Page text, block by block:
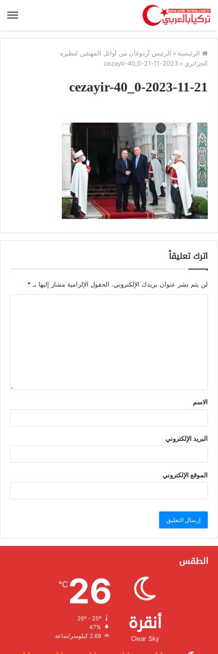
الرئيسية » الرئيس أردوغان من أوائل المهنئين لنظيره
الجزائري »
2023-11-21-cezayir-40_0
2023-11-21-cezayir-40_0
اترك تعليقاً
لن يتم نشر عنوان بريدك الإلكتروني. الحقول الإلزامية مشار إليها بـ *
الاسم
البريد الإلكتروني
الموقع الإلكتروني
الطقس
أنقرة
Clear Sky
26
℃
الرطوبة:
الرياح: